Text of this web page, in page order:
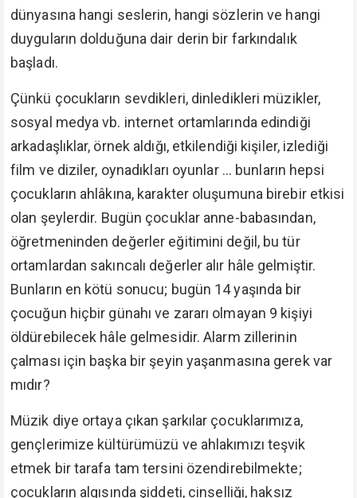
dünyasına hangi seslerin, hangi sözlerin ve hangi
duyguların dolduğuna dair derin bir farkındalık
başladı.
Çünkü çocukların sevdikleri, dinledikleri müzikler,
sosyal medya vb. internet ortamlarında edindiği
arkadaşlıklar, örnek aldığı, etkilendiği kişiler, izlediği
film ve diziler, oynadıkları oyunlar ... bunların hepsi
çocukların ahlâkına, karakter oluşumuna birebir etkisi
olan şeylerdir. Bugün çocuklar anne-babasından,
öğretmeninden değerler eğitimini değil, bu tür
ortamlardan sakıncalı değerler alır hâle gelmiştir.
Bunların en kötü sonucu; bugün 14 yaşında bir
çocuğun hiçbir günahı ve zararı olmayan 9 kişiyi
öldürebilecek hâle gelmesidir. Alarm zillerinin
çalması için başka bir şeyin yaşanmasına gerek var
mıdır?
Müzik diye ortaya çıkan şarkılar çocuklarımıza,
gençlerimize kültürümüzü ve ahlakımızı teşvik
etmek bir tarafa tam tersini özendirebilmekte;
çocukların algısında şiddeti, cinselliği, haksız